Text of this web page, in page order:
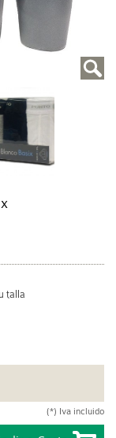
talla
(*) Iva incluido